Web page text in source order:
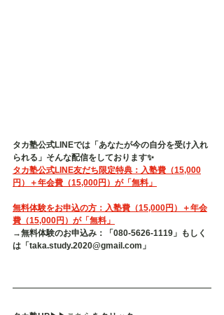
タカ塾公式LINEでは「あなたが今の自分を受け入れ
られる」そんな配信をしております✨
タカ塾公式LINE友だち限定特典：入塾費（15,000
円）＋年会費（15,000円）が「無料」
無料体験をお申込の方：入塾費（15,000円）＋年会
費（15,000円）が「無料」
→無料体験のお申込み：「080-5626-1119」もしく
は「taka.study.2020@gmail.com」